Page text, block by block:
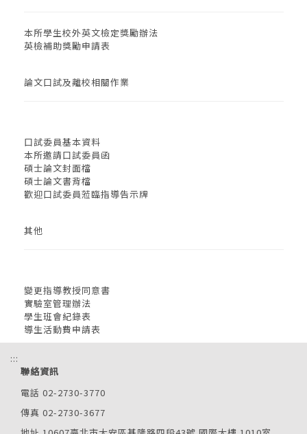
本所學生校外英文檢定獎勵辦法
英檢補助獎勵申請表
論文口試及離校相關作業
口試委員基本資料
本所邀請口試委員函
碩士論文封面檔
碩士論文書背檔
歡迎口試委員蒞臨指導告示牌
其他
變更指導教授同意書
實驗室管理辦法
學生班會紀錄表
導生活動費申請表
:::
聯絡資訊
電話 02-2730-3770
傳真 02-2730-3677